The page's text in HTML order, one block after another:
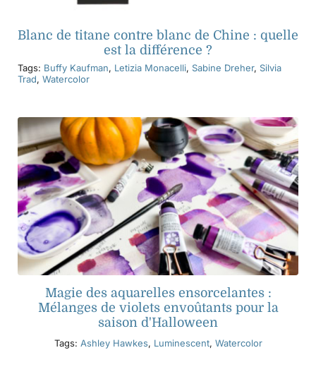
Blanc de titane contre blanc de Chine : quelle
est la différence ?
Tags: Buffy Kaufman, Letizia Monacelli, Sabine Dreher, Silvia
Trad, Watercolor
Magie des aquarelles ensorcelantes :
Mélanges de violets envoûtants pour la
saison d'Halloween
Tags: Ashley Hawkes, Luminescent, Watercolor